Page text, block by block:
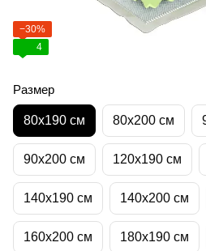
−30%
4
Размер
80х190 см 80х200 см
90х200 см 120х190 см
140х190 см 140х200 см
160х200 см 180х190 см